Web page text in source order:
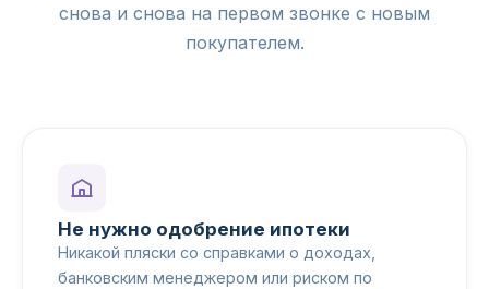
снова и снова на первом звонке с новым
покупателем.
Не нужно одобрение ипотеки
Никакой пляски со справками о доходах,
банковским менеджером или риском по